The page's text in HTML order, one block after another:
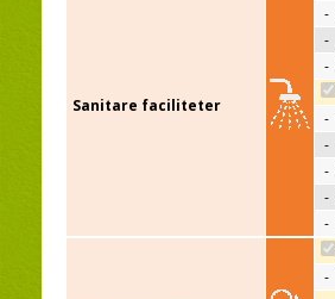
Sanitare faciliteter
-
-
-
-
-
-
-
-
-